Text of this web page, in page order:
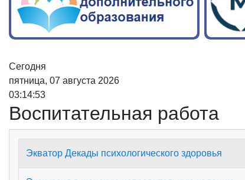
Сегодня
пятница, 07 августа 2026
03:14:53
Воспитательная работа
Экватор Декады психологического здоровья